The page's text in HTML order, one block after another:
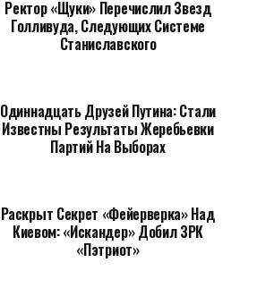
Ректор «Щуки» Перечислил Звезд
Голливуда, Следующих Системе
Станиславского
Одиннадцать Друзей Путина: Стали
Известны Результаты Жеребьевки
Партий На Выборах
Раскрыт Секрет «фейерверка» Над
Киевом: «Искандер» Добил ЗРК
«Пэтриот»